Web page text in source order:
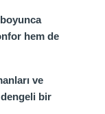
hem de
ve
dengeli bir